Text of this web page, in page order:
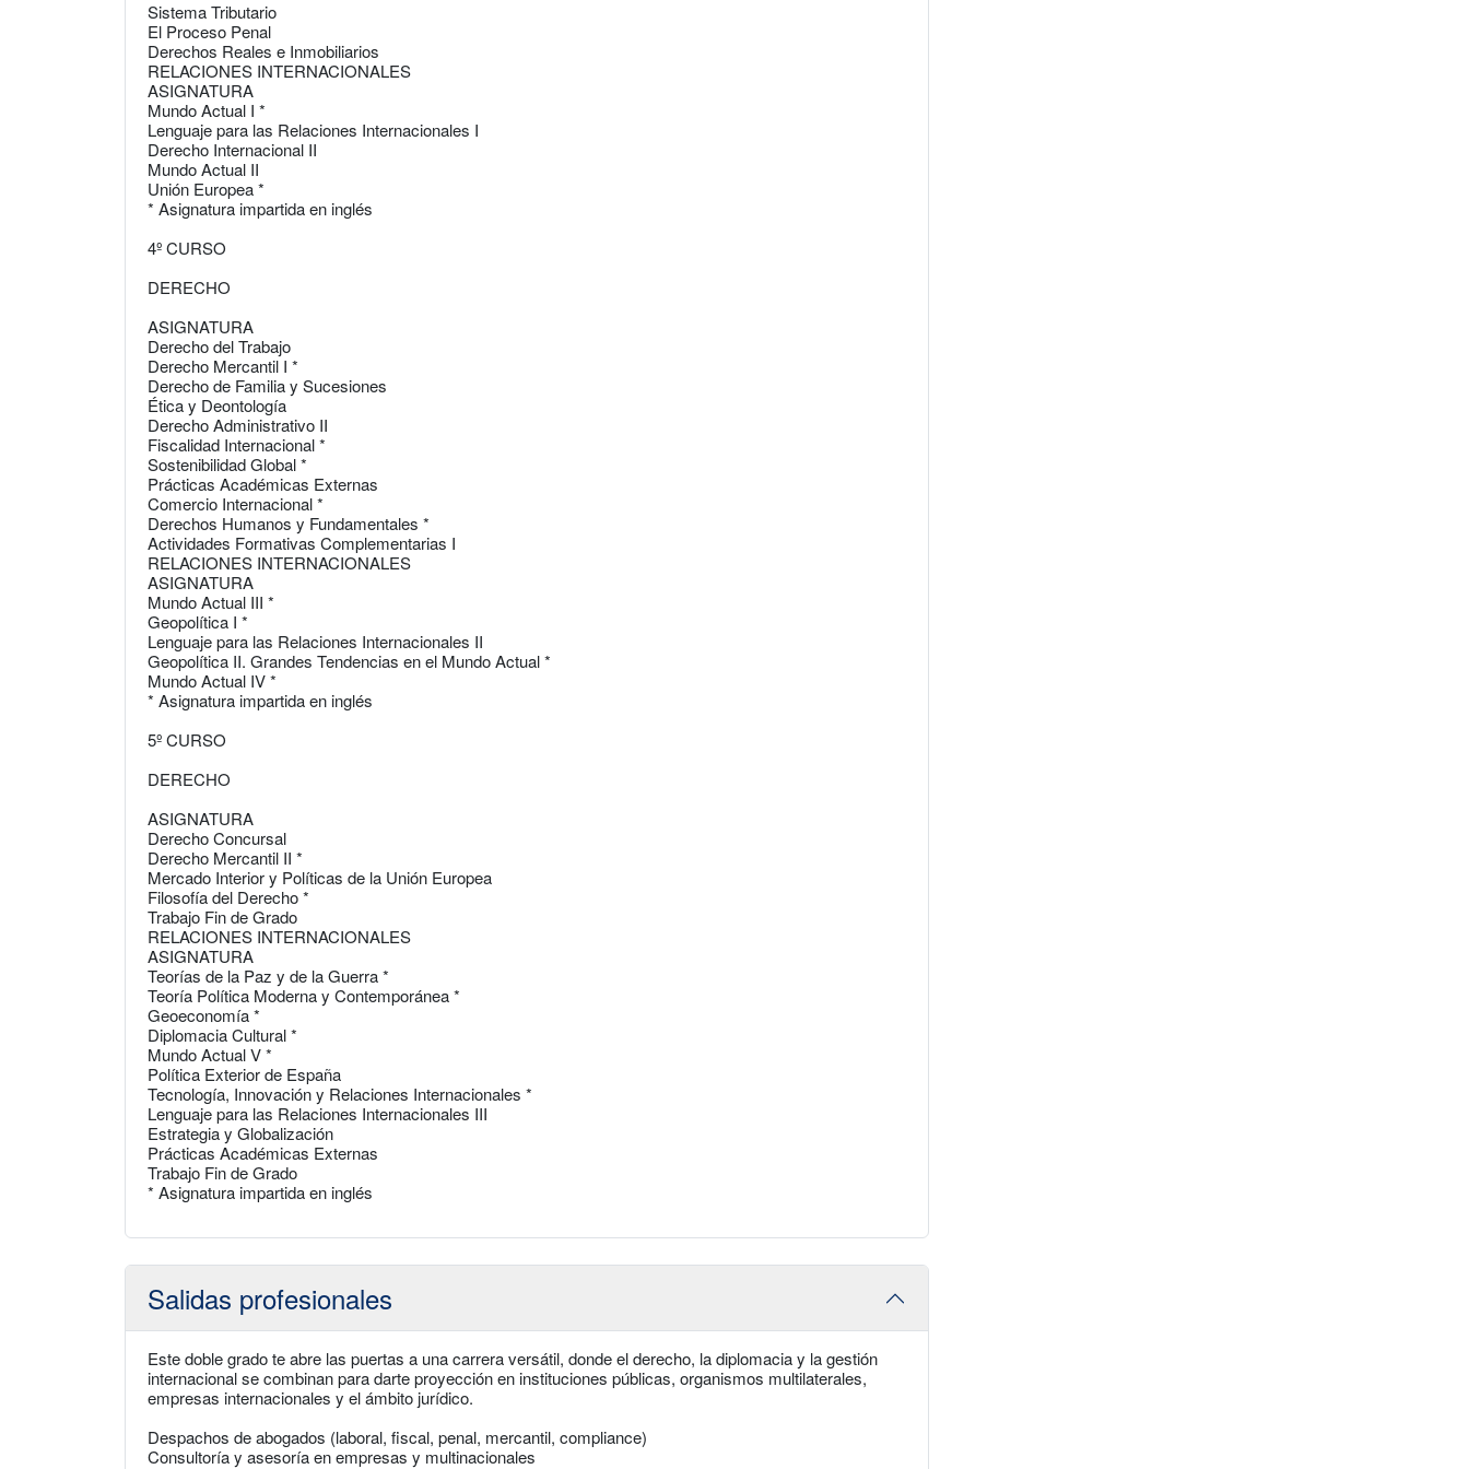
Sistema Tributario
El Proceso Penal
Derechos Reales e Inmobiliarios
RELACIONES INTERNACIONALES
ASIGNATURA
Mundo Actual I *
Lenguaje para las Relaciones Internacionales I
Derecho Internacional II
Mundo Actual II
Unión Europea *
* Asignatura impartida en inglés
4º CURSO
DERECHO
ASIGNATURA
Derecho del Trabajo
Derecho Mercantil I *
Derecho de Familia y Sucesiones
Ética y Deontología
Derecho Administrativo II
Fiscalidad Internacional *
Sostenibilidad Global *
Prácticas Académicas Externas
Comercio Internacional *
Derechos Humanos y Fundamentales *
Actividades Formativas Complementarias I
RELACIONES INTERNACIONALES
ASIGNATURA
Mundo Actual III *
Geopolítica I *
Lenguaje para las Relaciones Internacionales II
Geopolítica II. Grandes Tendencias en el Mundo Actual *
Mundo Actual IV *
* Asignatura impartida en inglés
5º CURSO
DERECHO
ASIGNATURA
Derecho Concursal
Derecho Mercantil II *
Mercado Interior y Políticas de la Unión Europea
Filosofía del Derecho *
Trabajo Fin de Grado
RELACIONES INTERNACIONALES
ASIGNATURA
Teorías de la Paz y de la Guerra *
Teoría Política Moderna y Contemporánea *
Geoeconomía *
Diplomacia Cultural *
Mundo Actual V *
Política Exterior de España
Tecnología, Innovación y Relaciones Internacionales *
Lenguaje para las Relaciones Internacionales III
Estrategia y Globalización
Prácticas Académicas Externas
Trabajo Fin de Grado
* Asignatura impartida en inglés
Salidas profesionales
Este doble grado te abre las puertas a una carrera versátil, donde el derecho, la diplomacia y la gestión
internacional se combinan para darte proyección en instituciones públicas, organismos multilaterales,
empresas internacionales y el ámbito jurídico.
Despachos de abogados (laboral, fiscal, penal, mercantil, compliance)
Consultoría y asesoría en empresas y multinacionales